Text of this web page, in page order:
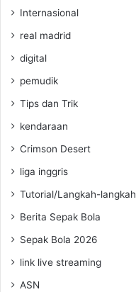
Internasional
real madrid
digital
pemudik
Tips dan Trik
kendaraan
Crimson Desert
liga inggris
Tutorial/Langkah-langkah
Berita Sepak Bola
Sepak Bola 2026
link live streaming
ASN